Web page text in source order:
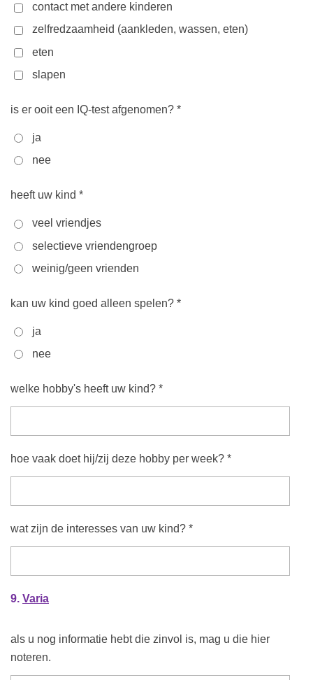
contact met andere kinderen
zelfredzaamheid (aankleden, wassen, eten)
eten
slapen
is er ooit een IQ-test afgenomen? *
ja
nee
heeft uw kind *
veel vriendjes
selectieve vriendengroep
weinig/geen vrienden
kan uw kind goed alleen spelen? *
ja
nee
welke hobby's heeft uw kind? *
hoe vaak doet hij/zij deze hobby per week? *
wat zijn de interesses van uw kind? *
9. Varia
als u nog informatie hebt die zinvol is, mag u die hier
noteren.